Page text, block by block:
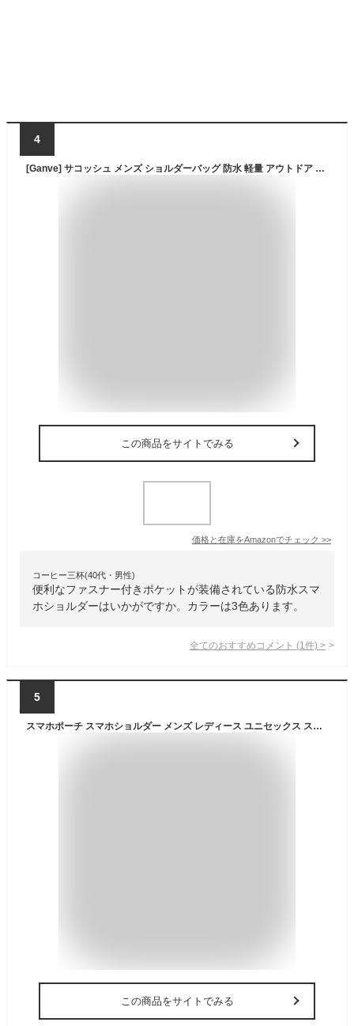
4
[Ganve] サコッシュ メンズ ショルダーバッグ 防水 軽量 アウトドア 登山 通勤用 スマホ収納 多ポケット 小さめ ネック 斜めがけ ミニ ポーチ ポシェット (B-カーキ)
この商品をサイトでみる
価格と在庫をAmazonでチェック >>
コーヒー三杯(40代・男性)
便利なファスナー付きポケットが装備されている防水スマ
ホショルダーはいかがですか。カラーは3色あります。
全てのおすすめコメント (1 件) >
5
スマホポーチ スマホショルダー メンズ レディース ユニセックス スマホバッグ 携帯ポーチ 携帯ケース ポシェット お財布ショルダー マルチポーチ ウエストポーチ 斜めがけ 肩掛け ナイロン カラビナ 防水 小さめ 軽量 4Way Android iPhone
この商品をサイトでみる